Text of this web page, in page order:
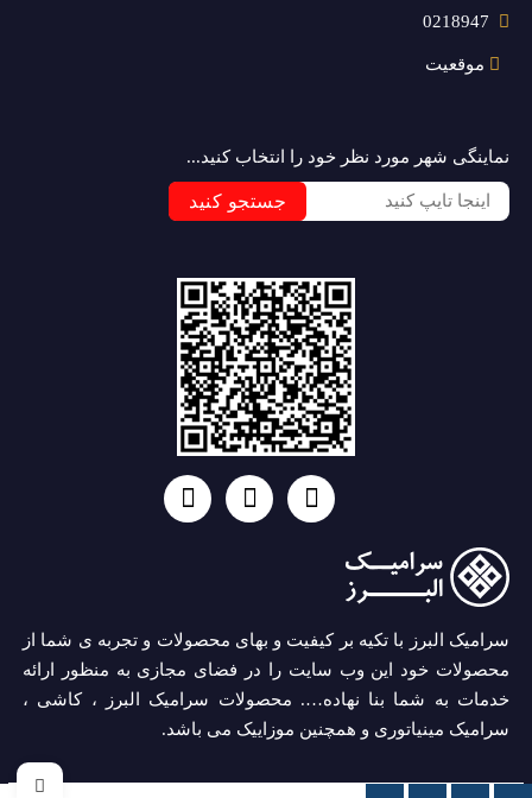
0218947
موقعیت
نماینگی شهر مورد نظر خود را انتخاب کنید...
جستجو کنید
سرامیک البرز با تکیه بر کیفیت و بهای محصولات و تجربه ی شما از
محصولات خود این وب سایت را در فضای مجازی به منظور ارائه
خدمات به شما بنا نهاده…. محصولات سرامیک البرز ، کاشی ،
سرامیک مینیاتوری و همچنین موزاییک می باشد.